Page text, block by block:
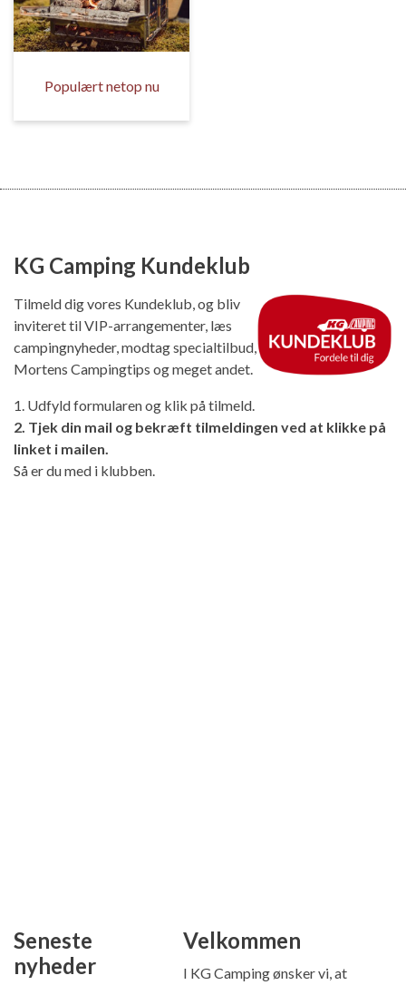
Populært netop nu
KG Camping Kundeklub
Tilmeld dig vores Kundeklub, og bliv
inviteret til VIP-arrangementer, læs
campingnyheder, modtag specialtilbud,
Mortens Campingtips og meget andet.
1. Udfyld formularen og klik på tilmeld.
2. Tjek din mail og bekræft tilmeldingen ved at klikke på
linket i mailen.
Så er du med i klubben.
Seneste
nyheder
Velkommen
I KG Camping ønsker vi, at